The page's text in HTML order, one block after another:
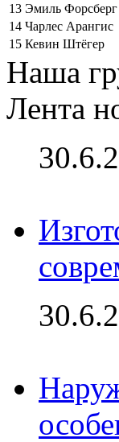
13 Эмиль Форсберг
14 Чарлес Арангис
15 Кевин Штёгер
Наша
Лента